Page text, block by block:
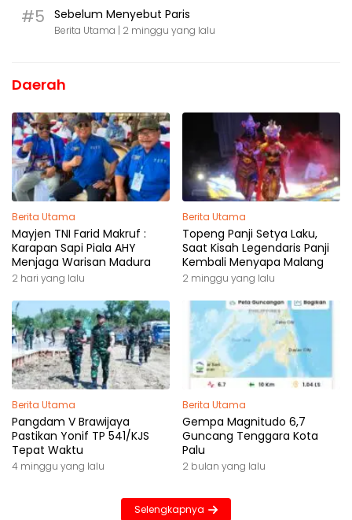
#5 Sebelum Menyebut Paris
Berita Utama | 2 minggu yang lalu
Daerah
Berita Utama
Mayjen TNI Farid Makruf :
Karapan Sapi Piala AHY
Menjaga Warisan Madura
2 hari yang lalu
Berita Utama
Topeng Panji Setya Laku,
Saat Kisah Legendaris Panji
Kembali Menyapa Malang
2 minggu yang lalu
Berita Utama
Pangdam V Brawijaya
Pastikan Yonif TP 541/KJS
Tepat Waktu
4 minggu yang lalu
Berita Utama
Gempa Magnitudo 6,7
Guncang Tenggara Kota
Palu
2 bulan yang lalu
Selengkapnya